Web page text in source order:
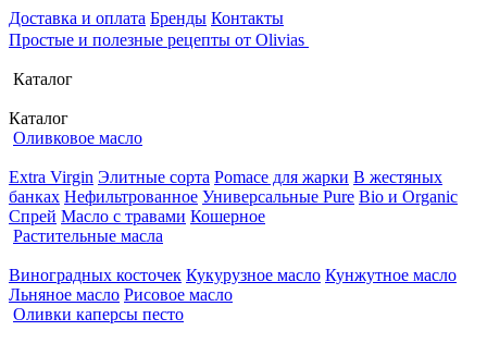
Доставка и оплата Бренды Контакты
Простые и полезные рецепты от Olivias
Каталог
Каталог
Оливковое масло
Extra Virgin Элитные сорта Pomace для жарки В жестяных
банках Нефильтрованное Универсальные Pure Bio и Organic
Спрей Масло с травами Кошерное
Растительные масла
Виноградных косточек Кукурузное масло Кунжутное масло
Льняное масло Рисовое масло
Оливки каперсы песто